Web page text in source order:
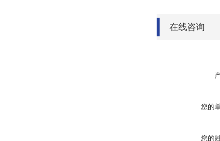
在线咨询
您的
您的